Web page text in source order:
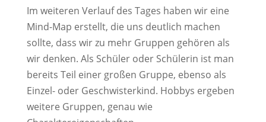
Im weiteren Verlauf des Tages haben wir eine
Mind-Map erstellt, die uns deutlich machen
sollte, dass wir zu mehr Gruppen gehören als
wir denken. Als Schüler oder Schülerin ist man
bereits Teil einer großen Gruppe, ebenso als
Einzel- oder Geschwisterkind. Hobbys ergeben
weitere Gruppen, genau wie